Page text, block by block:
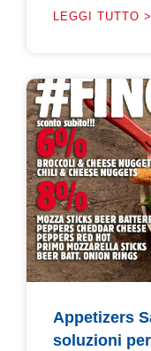
LEGGI TUTTO >
Appetizers
soluzioni